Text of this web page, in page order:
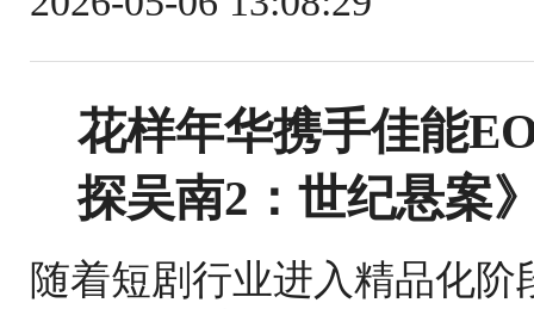
花样年华携手佳能
探吴南2：世纪悬案
随着短剧行业进入精品化